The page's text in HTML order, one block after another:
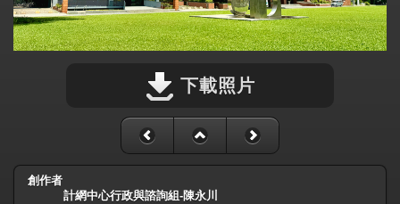
下載照片
創作者
計網中心行政與諮詢組-陳永川